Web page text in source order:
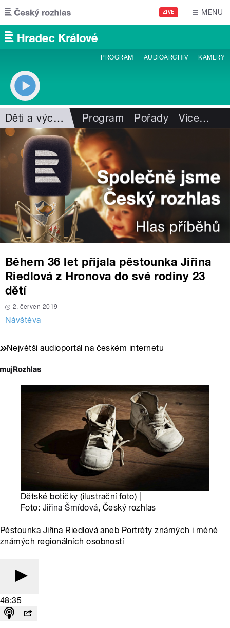
Přejít k hlavnímu obsahu
ŽIVĚ MENU
PROGRAM AUDIOARCHIV KAMERY
Děti a výchova Program Pořady Více…
Během 36 let přijala pěstounka Jiřina
Riedlová z Hronova do své rodiny 23
dětí
2. červen 2019
Návštěva
Největší audioportál na českém internetu
Dětské botičky (ilustrační foto) |
Foto: Jiřina Šmídová, Český rozhlas
Pěstounka Jiřina Riedlová aneb Portréty známých i méně
známých regionálních osobností
48:35